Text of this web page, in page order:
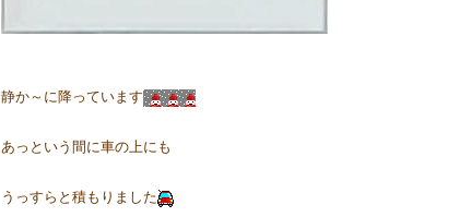
静か～に降っています
あっという間に車の上にも
うっすらと積もりました